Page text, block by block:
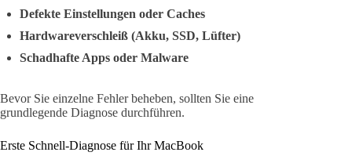
Defekte Einstellungen oder Caches
Hardwareverschleiß (Akku, SSD, Lüfter)
Schadhafte Apps oder Malware
Bevor Sie einzelne Fehler beheben, sollten Sie eine
grundlegende Diagnose durchführen.
Erste Schnell-Diagnose für Ihr MacBook